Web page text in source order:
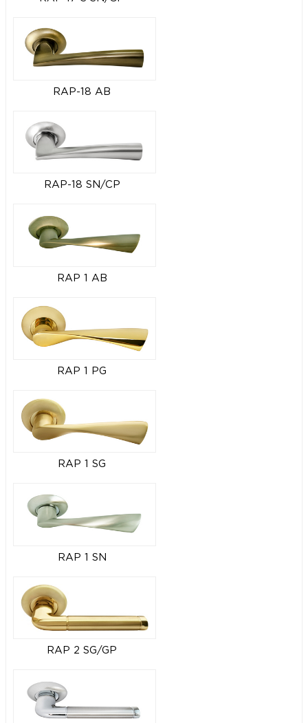
RAP-18 AB
RAP-18 SN/CP
RAP 1 AB
RAP 1 PG
RAP 1 SG
RAP 1 SN
RAP 2 SG/GP